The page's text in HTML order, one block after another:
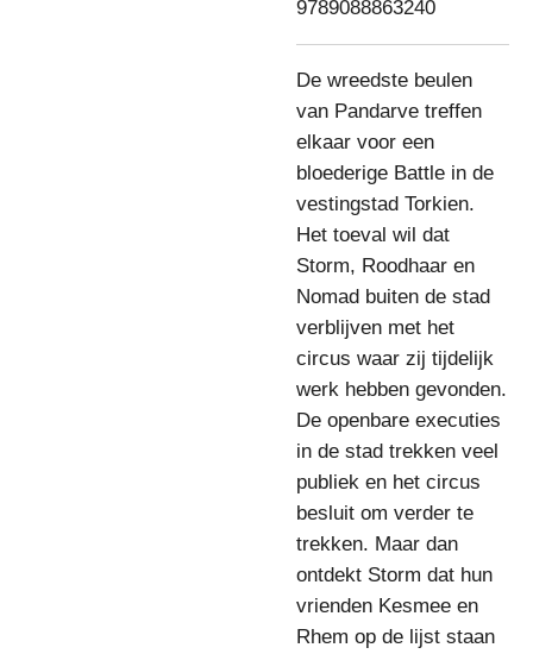
9789088863240
De wreedste beulen
van Pandarve treffen
elkaar voor een
bloederige Battle in de
vestingstad Torkien.
Het toeval wil dat
Storm, Roodhaar en
Nomad buiten de stad
verblijven met het
circus waar zij tijdelijk
werk hebben gevonden.
De openbare executies
in de stad trekken veel
publiek en het circus
besluit om verder te
trekken. Maar dan
ontdekt Storm dat hun
vrienden Kesmee en
Rhem op de lijst staan